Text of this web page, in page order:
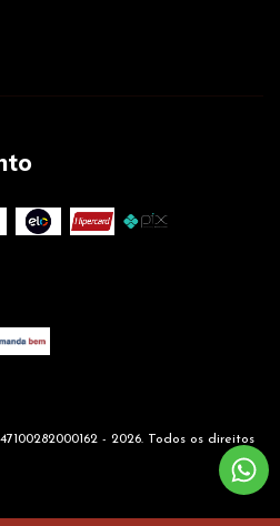
- 2026. Todos os direitos